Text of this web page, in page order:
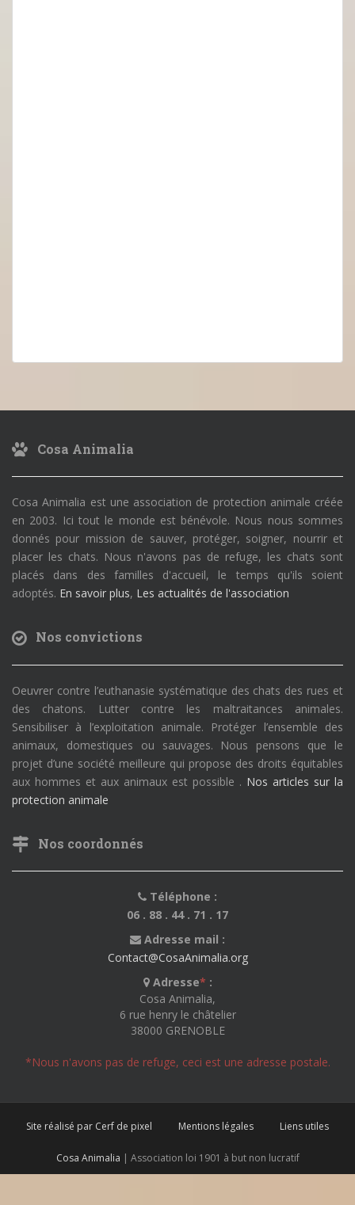
Cosa Animalia
Cosa Animalia est une association de protection animale créée
en 2003. Ici tout le monde est bénévole. Nous nous sommes
donnés pour mission de sauver, protéger, soigner, nourrir et
placer les chats. Nous n'avons pas de refuge, les chats sont
placés dans des familles d'accueil, le temps qu'ils soient
adoptés. En savoir plus, Les actualités de l'association
Nos convictions
Oeuvrer contre l’euthanasie systématique des chats des rues et
des chatons. Lutter contre les maltraitances animales.
Sensibiliser à l’exploitation animale. Protéger l’ensemble des
animaux, domestiques ou sauvages. Nous pensons que le
projet d’une société meilleure qui propose des droits équitables
aux hommes et aux animaux est possible . Nos articles sur la
protection animale
Nos coordonnés
Téléphone :
06 . 88 . 44 . 71 . 17
Adresse mail :
Contact@CosaAnimalia.org
Adresse* :
Cosa Animalia,
6 rue henry le châtelier
38000 GRENOBLE
*Nous n'avons pas de refuge, ceci est une adresse postale.
Site réalisé par Cerf de pixel Mentions légales Liens utiles
Cosa Animalia | Association loi 1901 à but non lucratif